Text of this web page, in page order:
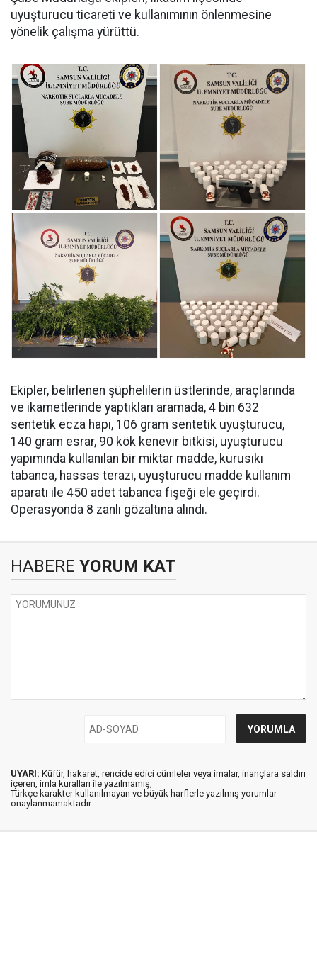
uyuşturucu ticareti ve kullanımının önlenmesine
yönelik çalışma yürüttü.
Ekipler, belirlenen şüphelilerin üstlerinde, araçlarında
ve ikametlerinde yaptıkları aramada, ⁠4 bin 632
sentetik ecza hapı, 106 gram sentetik uyuşturucu,
140 gram esrar, 90 kök kenevir bitkisi, uyuşturucu
yapımında kullanılan bir miktar madde, kurusıkı
tabanca, hassas terazi, uyuşturucu madde kullanım
aparatı ile 450 adet tabanca fişeği ele geçirdi.
Operasyonda 8 zanlı gözaltına alındı.
HABERE YORUM KAT
UYARI: Küfür, hakaret, rencide edici cümleler veya imalar, inançlara saldırı
içeren, imla kuralları ile yazılmamış,
Türkçe karakter kullanılmayan ve büyük harflerle yazılmış yorumlar
onaylanmamaktadır.